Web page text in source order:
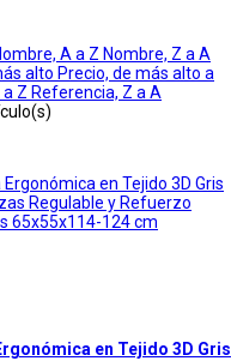
A a Z Nombre, Z a A
alto Precio, de más alto a
Z Referencia, Z a A
en Tejido 3D Gris